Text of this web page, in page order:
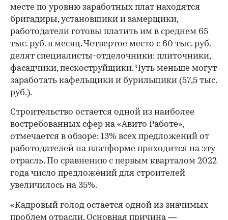
месте по уровню заработных плат находятся
бригадиры, установщики и замерщики,
работодатели готовы платить им в среднем 65
тыс. руб. в месяц. Четвертое место с 60 тыс. руб.
делят специалисты-отделочники: плиточники,
фасадчики, пескоструйщики. Чуть меньше могут
заработать кафельщики и бурильщики (57,5 тыс.
руб.).
Строительство остается одной из наиболее
востребованных сфер на «Авито Работе»,
отмечается в обзоре: 13% всех предложений от
работодателей на платформе приходится на эту
отрасль. По сравнению с первым кварталом 2022
года число предложений для строителей
увеличилось на 35%.
«Кадровый голод остается одной из значимых
проблем отрасли. Основная причина —